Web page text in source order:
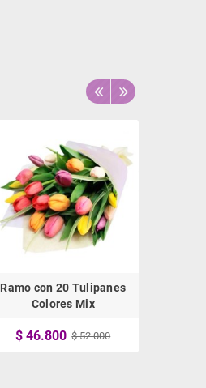
Ramo con 20 Tulipanes
Colores Mix
$ 46.800 $ 52.000